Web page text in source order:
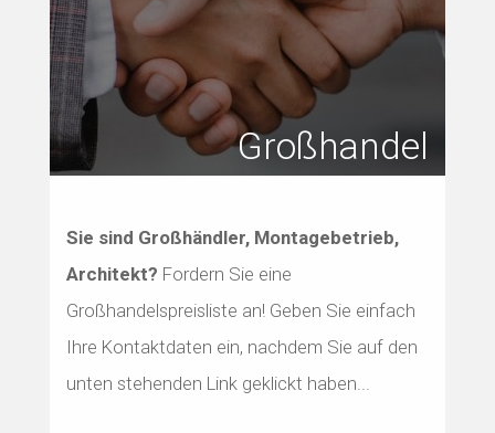
Großhandel
Sie sind Großhändler, Montagebetrieb,
Architekt? Fordern Sie eine
Großhandelspreisliste an! Geben Sie einfach
Ihre Kontaktdaten ein, nachdem Sie auf den
unten stehenden Link geklickt haben...